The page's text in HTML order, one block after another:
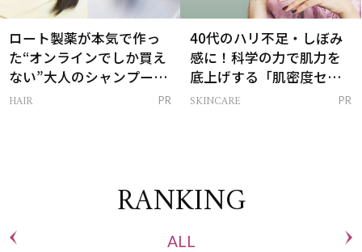
ロート製薬が本気で作っ
た“オンラインでしか買え
ない”大人のシャンプー＆
トリートメントって？
HAIR PR
40代のハリ不足・しぼみ
感に！科学の力で肌力を
底上げする「肌密度セラ
ム」
SKINCARE PR
RANKING
ALL